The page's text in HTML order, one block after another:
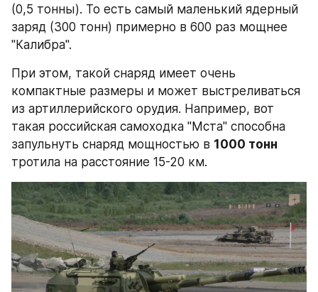
(0,5 тонны). То есть самый маленький ядерный
заряд (300 тонн) примерно в 600 раз мощнее
"Калибра".
При этом, такой снаряд имеет очень
компактные размеры и может выстреливаться
из артиллерийского орудия. Например, вот
такая российская самоходка "Мста" способна
запульнуть снаряд мощностью в 1000 тонн
тротила на расстояние 15-20 км.